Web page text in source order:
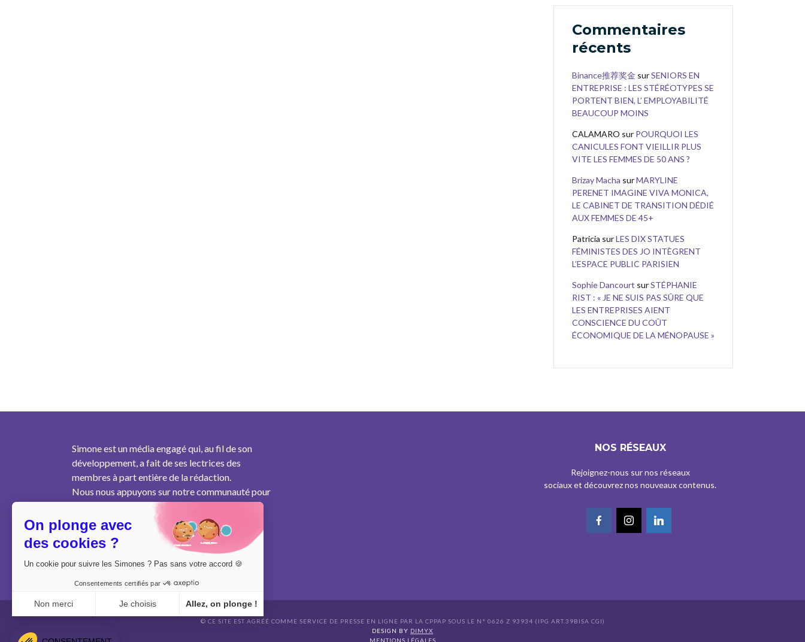
Commentaires
récents
Binance推荐奖金 surSENIORS EN
ENTREPRISE : LES STÉRÉOTYPES SE
PORTENT BIEN, L’ EMPLOYABILITÉ
BEAUCOUP MOINS
CALAMARO sur POURQUOI LES
CANICULES FONT VIEILLIR PLUS
VITE LES FEMMES DE 50 ANS ?
Brizay Macha surMARYLINE
PERENET IMAGINE VIVA MONICA,
LE CABINET DE TRANSITION DÉDIÉ
AUX FEMMES DE 45+
Patricia surLES DIX STATUES
FÉMINISTES DES JO INTÈGRENT
L’ESPACE PUBLIC PARISIEN
Sophie Dancourt surSTÉPHANIE
RIST : « JE NE SUIS PAS SÛRE QUE
LES ENTREPRISES AIENT
CONSCIENCE DU COÛT
ÉCONOMIQUE DE LA MÉNOPAUSE »
Simone est un média engagé qui, au fil de son
développement, a fait de ses lectrices des
membres à part entière de la rédaction.
Nous nous appuyons sur notre communauté pour
produire un contenu pertinent au plus près des
besoins des femmes de notre génération.
NOS RÉSEAUX
Rejoignez-nous sur nos réseaux
sociaux et découvrez nos nouveaux contenus.
© CE SITE EST AGRÉÉ COMME SERVICE DE PRESSE EN LIGNE PAR LA CPPAP SOUS LE N° 0626 Z 93934 (IPG ART.39BISA CGI)
DESIGN BY DIMYX
MENTIONS LÉGALES
On plonge avec
des cookies ?
Un cookie pour suivre les Simones ? Pas sans votre accord 🍪
Consentements certifiés par
Non merci Je choisis Allez, on plonge !
Plateforme de Gestion du Consentement : Personnalisez vos Options